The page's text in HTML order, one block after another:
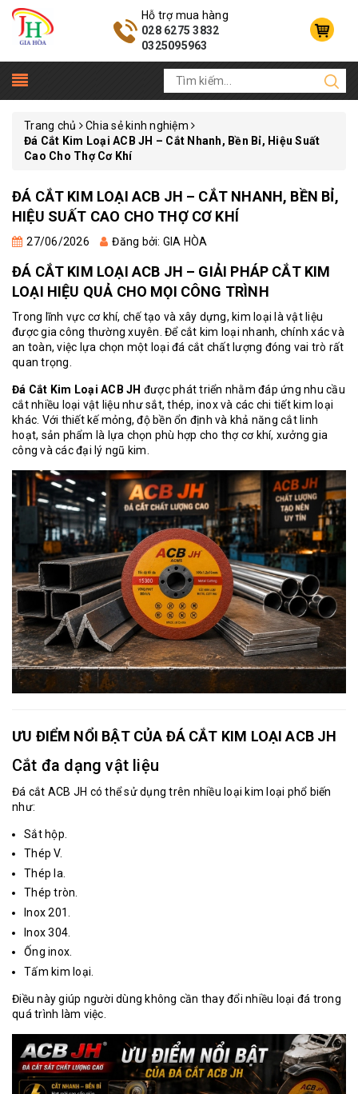
Hỗ trợ mua hàng
028 6275 3832
0325095963
Trang chủ
Chia sẻ kinh nghiệm
Đá Cắt Kim Loại ACB JH – Cắt Nhanh, Bền Bỉ, Hiệu Suất
Cao Cho Thợ Cơ Khí
ĐÁ CẮT KIM LOẠI ACB JH – CẮT NHANH, BỀN BỈ,
HIỆU SUẤT CAO CHO THỢ CƠ KHÍ
27/06/2026 Đăng bởi: GIA HÒA
ĐÁ CẮT KIM LOẠI ACB JH – GIẢI PHÁP CẮT KIM
LOẠI HIỆU QUẢ CHO MỌI CÔNG TRÌNH
Trong lĩnh vực cơ khí, chế tạo và xây dựng, kim loại là vật liệu
được gia công thường xuyên. Để cắt kim loại nhanh, chính xác và
an toàn, việc lựa chọn một loại đá cắt chất lượng đóng vai trò rất
quan trọng.
Đá Cắt Kim Loại ACB JH được phát triển nhằm đáp ứng nhu cầu
cắt nhiều loại vật liệu như sắt, thép, inox và các chi tiết kim loại
khác. Với thiết kế mỏng, độ bền ổn định và khả năng cắt linh
hoạt, sản phẩm là lựa chọn phù hợp cho thợ cơ khí, xưởng gia
công và các đại lý ngũ kim.
ƯU ĐIỂM NỔI BẬT CỦA ĐÁ CẮT KIM LOẠI ACB JH
Cắt đa dạng vật liệu
Đá cắt ACB JH có thể sử dụng trên nhiều loại kim loại phổ biến
như:
Sắt hộp.
Thép V.
Thép la.
Thép tròn.
Inox 201.
Inox 304.
Ống inox.
Tấm kim loại.
Điều này giúp người dùng không cần thay đổi nhiều loại đá trong
quá trình làm việc.